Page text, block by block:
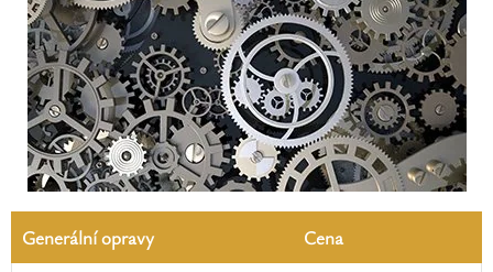
Generální opravy Cena